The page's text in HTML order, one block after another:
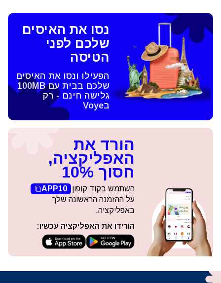
נסו את האיסים
שלכם לפני
הטיסה
הפעילו ונסו את האיסים
שלכם בבית עם 100MB
גלישה חינם - רק
בVoye
הורד את
האפליקציה,
חסוך 10%
השתמש בקוד קופון
APP10
על ההזמנה הראשונה שלך
באפליקציה.
הורידו את האפליקציה עכשיו: